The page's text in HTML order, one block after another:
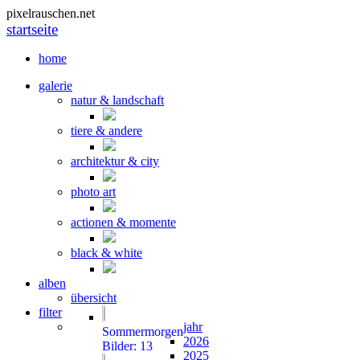
pixelrauschen.net
startseite
home
galerie
natur & landschaft
tiere & andere
architektur & city
photo art
actionen & momente
black & white
alben
übersicht
Sommermorgen
Bilder: 13
filter
jahr
2026
2025